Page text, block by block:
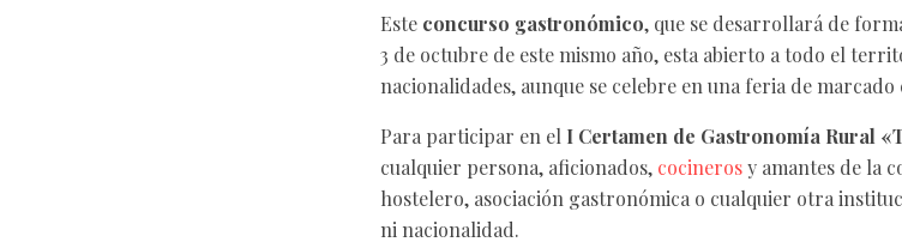
Este concurso gastronómico, que se desarrollará de
3 de octubre de este mismo año, esta abierto a todo el
nacionalidades, aunque se celebre en una feria de
Para participar en el I Certamen de Gastronomía Rural
cualquier persona, aficionados, cocinerosy amantes de la
hostelero, asociación gastronómica o cualquier otra
ni nacionalidad.